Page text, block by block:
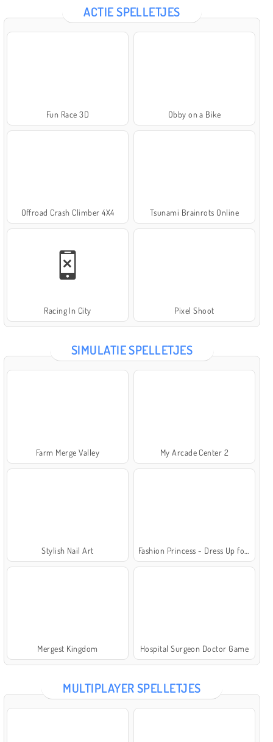
ACTIE SPELLETJES
Fun Race 3D Obby on a Bike
Offroad Crash Climber 4X4 Tsunami Brainrots Online
Racing In City Pixel Shoot
SIMULATIE SPELLETJES
Farm Merge Valley My Arcade Center 2
Stylish Nail Art
Mergest Kingdom Hospital Surgeon Doctor Game
MULTIPLAYER SPELLETJES